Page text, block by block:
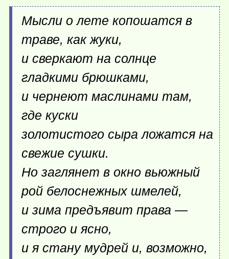
Мысли о лете копошатся в
траве, как жуки,
и сверкают на солнце
гладкими брюшками,
и чернеют маслинами там,
где куски
золотистого сыра ложатся на
свежие сушки.
Но заглянет в окно вьюжный
рой белоснежных шмелей,
и зима предъявит права —
строго и ясно,
и я стану мудрей и, возможно,